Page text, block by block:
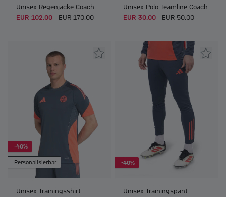
Unisex Regenjacke Coach
EUR 102.00
EUR 170.00
Unisex Polo Teamline Coach
EUR 30.00
EUR 50.00
-40%
Personalisierbar
Unisex Trainingsshirt
-40%
Unisex Trainingspant